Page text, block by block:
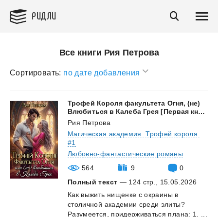
РИДЛИ
Все книги Рия Петрова
Сортировать: по дате добавления
Трофей Короля факультета Огня, (не)
Влюбиться в Калеба Грея [Первая книга
Рия Петрова
Магическая академия. Трофей короля.
#1
Любовно-фантастические романы
564
9
0
Полный текст — 124 стр., 15.05.2026
Как выжить нищенке с окраины в
столичной академии среди элиты?
Разумеется,
придерживаться плана: 1.